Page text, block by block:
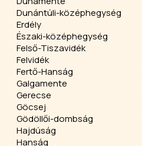
Dunántúli-középhegység
Erdély
Északi-középhegység
Felső-Tiszavidék
Felvidék
Fertő-Hanság
Galgamente
Gerecse
Göcsej
Gödöllői-dombság
Hajdúság
Hanság